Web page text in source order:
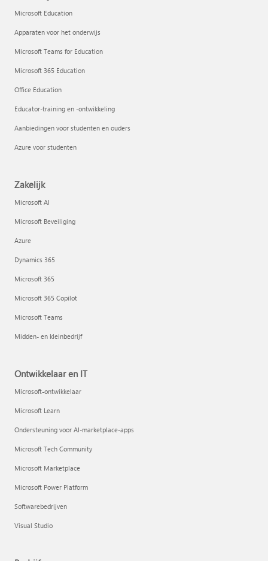
Microsoft Education
Apparaten voor het onderwijs
Microsoft Teams for Education
Microsoft 365 Education
Office Education
Educator-training en -ontwikkeling
Aanbiedingen voor studenten en ouders
Azure voor studenten
Zakelijk
Microsoft AI
Microsoft Beveiliging
Azure
Dynamics 365
Microsoft 365
Microsoft 365 Copilot
Microsoft Teams
Midden- en kleinbedrijf
Ontwikkelaar en IT
Microsoft-ontwikkelaar
Microsoft Learn
Ondersteuning voor AI-marketplace-apps
Microsoft Tech Community
Microsoft Marketplace
Microsoft Power Platform
Softwarebedrijven
Visual Studio